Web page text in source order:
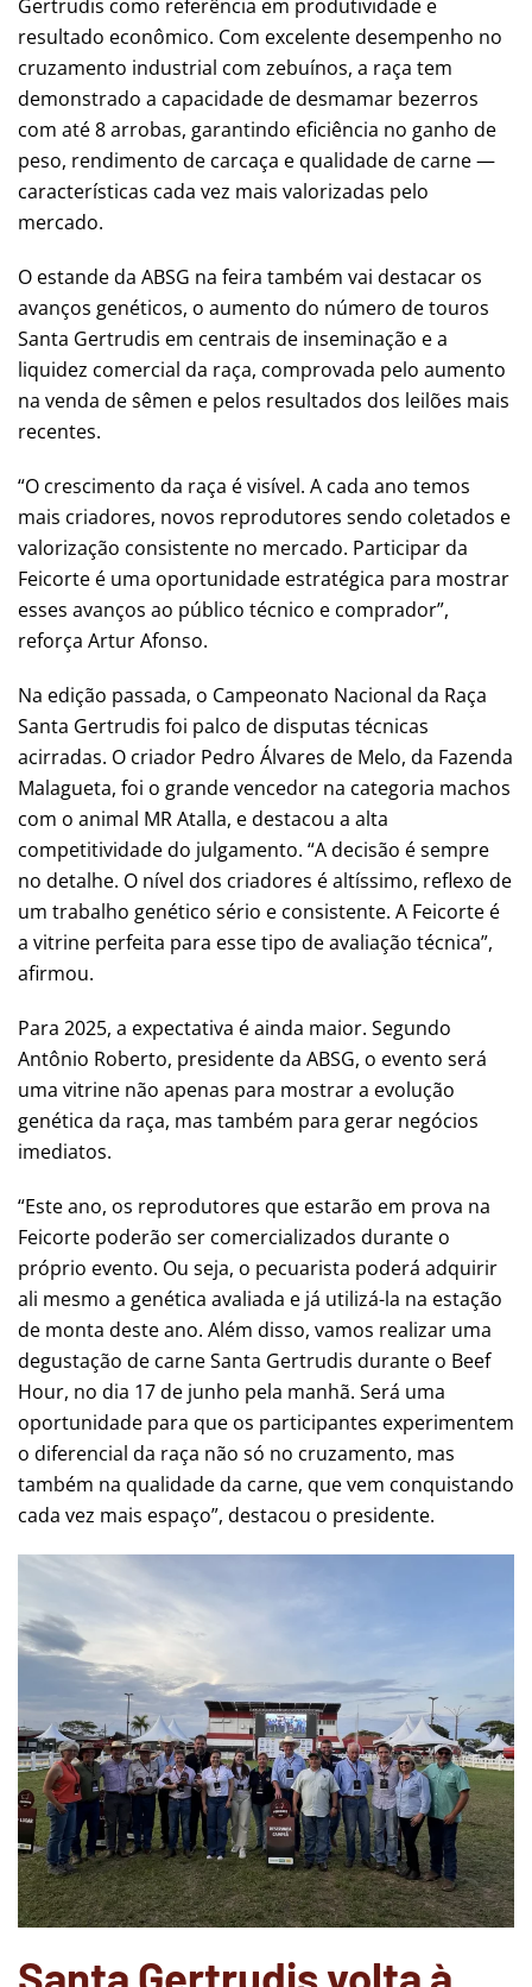
Gertrudis como referência em produtividade e
resultado econômico. Com excelente desempenho no
cruzamento industrial com zebuínos, a raça tem
demonstrado a capacidade de desmamar bezerros
com até 8 arrobas, garantindo eficiência no ganho de
peso, rendimento de carcaça e qualidade de carne —
características cada vez mais valorizadas pelo
mercado.
O estande da ABSG na feira também vai destacar os
avanços genéticos, o aumento do número de touros
Santa Gertrudis em centrais de inseminação e a
liquidez comercial da raça, comprovada pelo aumento
na venda de sêmen e pelos resultados dos leilões mais
recentes.
“O crescimento da raça é visível. A cada ano temos
mais criadores, novos reprodutores sendo coletados e
valorização consistente no mercado. Participar da
Feicorte é uma oportunidade estratégica para mostrar
esses avanços ao público técnico e comprador”,
reforça Artur Afonso.
Na edição passada, o Campeonato Nacional da Raça
Santa Gertrudis foi palco de disputas técnicas
acirradas. O criador Pedro Álvares de Melo, da Fazenda
Malagueta, foi o grande vencedor na categoria machos
com o animal MR Atalla, e destacou a alta
competitividade do julgamento. “A decisão é sempre
no detalhe. O nível dos criadores é altíssimo, reflexo de
um trabalho genético sério e consistente. A Feicorte é
a vitrine perfeita para esse tipo de avaliação técnica”,
afirmou.
Para 2025, a expectativa é ainda maior. Segundo
Antônio Roberto, presidente da ABSG, o evento será
uma vitrine não apenas para mostrar a evolução
genética da raça, mas também para gerar negócios
imediatos.
“Este ano, os reprodutores que estarão em prova na
Feicorte poderão ser comercializados durante o
próprio evento. Ou seja, o pecuarista poderá adquirir
ali mesmo a genética avaliada e já utilizá-la na estação
de monta deste ano. Além disso, vamos realizar uma
degustação de carne Santa Gertrudis durante o Beef
Hour, no dia 17 de junho pela manhã. Será uma
oportunidade para que os participantes experimentem
o diferencial da raça não só no cruzamento, mas
também na qualidade da carne, que vem conquistando
cada vez mais espaço”, destacou o presidente.
Santa Gertrudis volta à